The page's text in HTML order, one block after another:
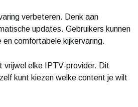
verbeteren. Denk aan
updates. Gebruikers kunnen
en comfortabele kijkervaring.
vrijwel elke IPTV-provider. Dit
kunt kiezen welke content je wilt